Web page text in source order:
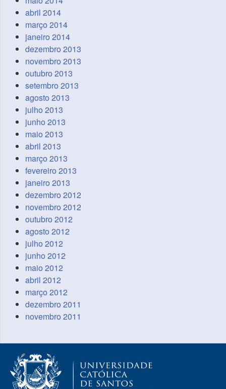
abril 2014
março 2014
janeiro 2014
dezembro 2013
novembro 2013
outubro 2013
setembro 2013
agosto 2013
julho 2013
junho 2013
maio 2013
abril 2013
março 2013
fevereiro 2013
janeiro 2013
dezembro 2012
novembro 2012
outubro 2012
agosto 2012
julho 2012
junho 2012
maio 2012
abril 2012
março 2012
dezembro 2011
novembro 2011